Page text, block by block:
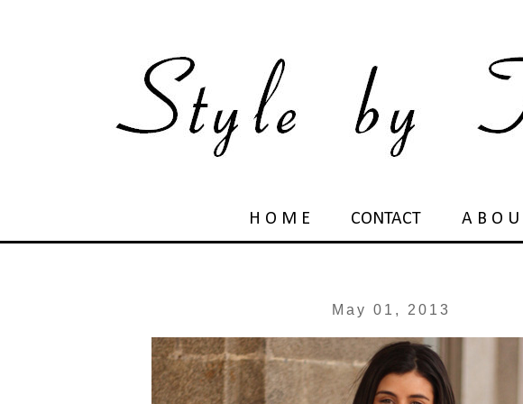
H O M E CONTACT A B O U
May 01, 2013